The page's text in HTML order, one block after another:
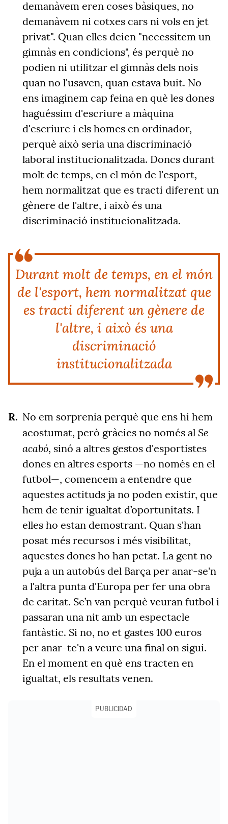
demanàvem eren coses bàsiques, no
demanàvem ni cotxes cars ni vols en jet
privat". Quan elles deien "necessitem un
gimnàs en condicions", és perquè no
podien ni utilitzar el gimnàs dels nois
quan no l'usaven, quan estava buit. No
ens imaginem cap feina en què les dones
haguéssim d'escriure a màquina
d'escriure i els homes en ordinador,
perquè això seria una discriminació
laboral institucionalitzada. Doncs durant
molt de temps, en el món de l'esport,
hem normalitzat que es tracti diferent un
gènere de l'altre, i això és una
discriminació institucionalitzada.
Durant molt de temps, en el món
de l'esport, hem normalitzat que
es tracti diferent un gènere de
l'altre, i això és una
discriminació
institucionalitzada
No em sorprenia perquè que ens hi hem
acostumat, però gràcies no només al Se
acabó, sinó a altres gestos d'esportistes
dones en altres esports —no només en el
futbol—, comencem a entendre que
aquestes actituds ja no poden existir, que
hem de tenir igualtat d’oportunitats. I
elles ho estan demostrant. Quan s'han
posat més recursos i més visibilitat,
aquestes dones ho han petat. La gent no
puja a un autobús del Barça per anar-se'n
a l'altra punta d'Europa per fer una obra
de caritat. Se’n van perquè veuran futbol i
passaran una nit amb un espectacle
fantàstic. Si no, no et gastes 100 euros
per anar-te'n a veure una final on sigui.
En el moment en què ens tracten en
igualtat, els resultats venen.
PUBLICIDAD